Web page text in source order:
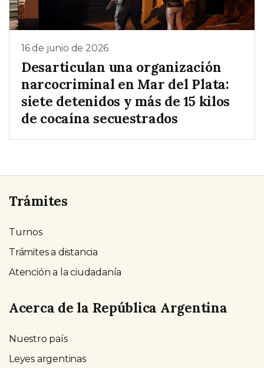
16 de junio de 2026
Desarticulan una organización
narcocriminal en Mar del Plata:
siete detenidos y más de 15 kilos
de cocaína secuestrados
Trámites
Turnos
Trámites a distancia
Atención a la ciudadanía
Acerca de la República Argentina
Nuestro país
Leyes argentinas